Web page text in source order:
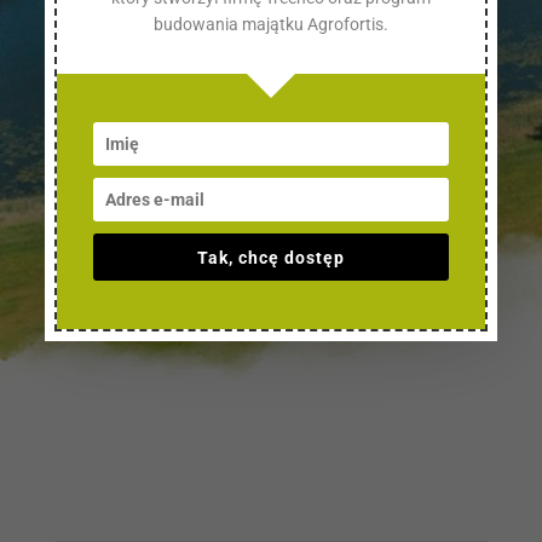
OBSERWUJ NAS:
budowania majątku Agrofortis.
Tak, chcę dostęp